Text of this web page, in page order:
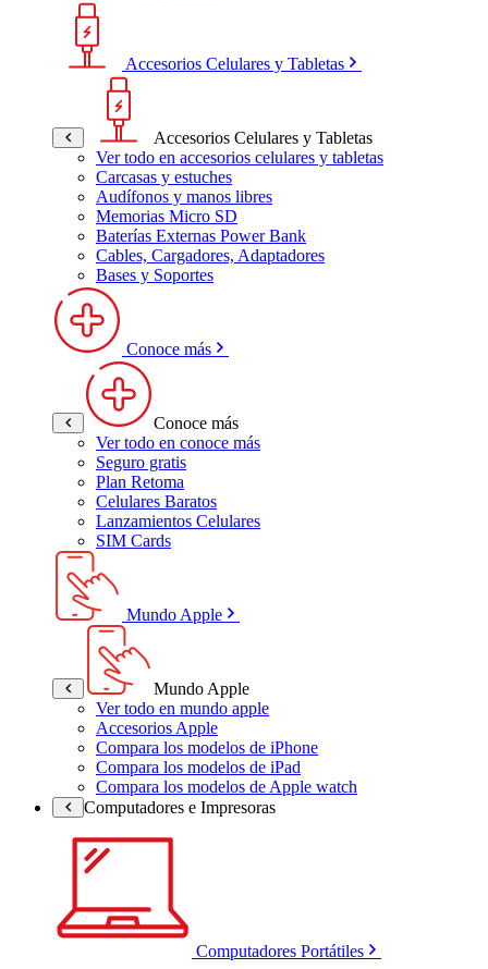
Accesorios Celulares y Tabletas
Accesorios Celulares y Tabletas
Ver todo en accesorios celulares y tabletas
Carcasas y estuches
Audífonos y manos libres
Memorias Micro SD
Baterías Externas Power Bank
Cables, Cargadores, Adaptadores
Bases y Soportes
Conoce más
Conoce más
Ver todo en conoce más
Seguro gratis
Plan Retoma
Celulares Baratos
Lanzamientos Celulares
SIM Cards
Mundo Apple
Mundo Apple
Ver todo en mundo apple
Accesorios Apple
Compara los modelos de iPhone
Compara los modelos de iPad
Compara los modelos de Apple watch
Computadores e Impresoras
Computadores Portátiles